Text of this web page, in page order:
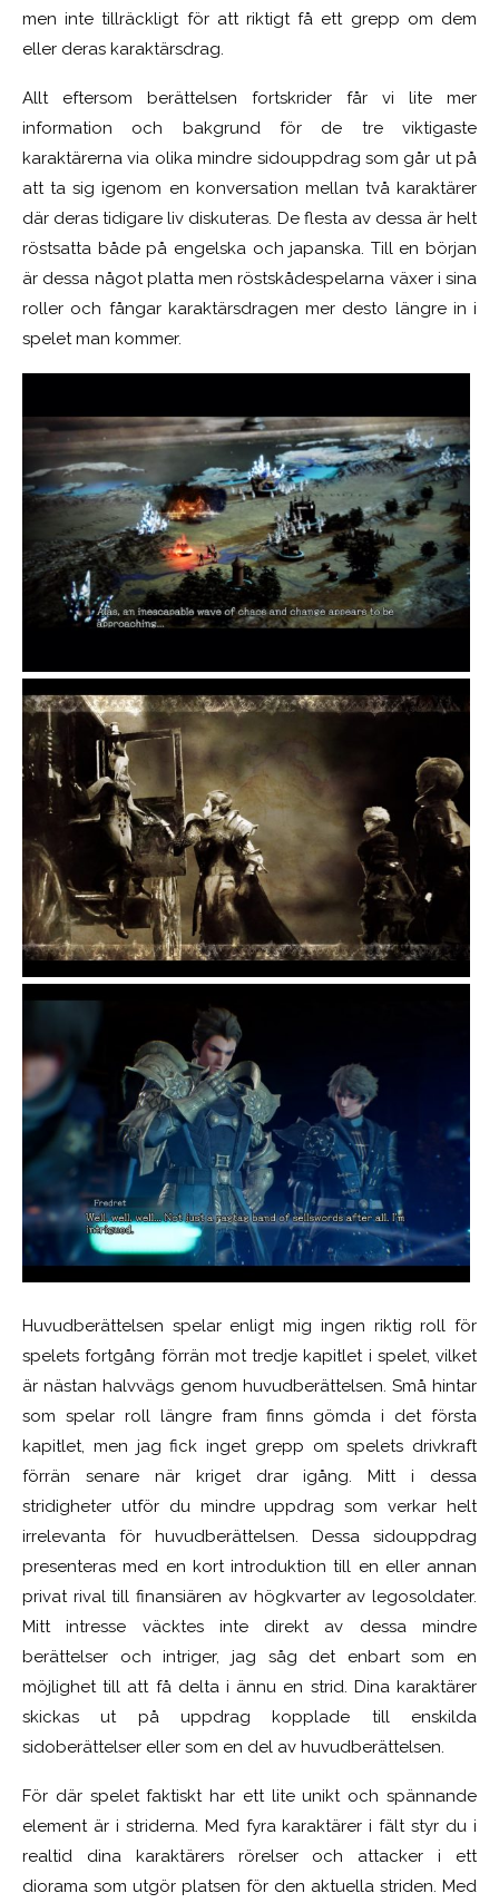
men inte tillräckligt för att riktigt få ett grepp om dem
eller deras karaktärsdrag.
Allt eftersom berättelsen fortskrider får vi lite mer
information och bakgrund för de tre viktigaste
karaktärerna via olika mindre sidouppdrag som går ut på
att ta sig igenom en konversation mellan två karaktärer
där deras tidigare liv diskuteras. De flesta av dessa är helt
röstsatta både på engelska och japanska. Till en början
är dessa något platta men röstskådespelarna växer i sina
roller och fångar karaktärsdragen mer desto längre in i
spelet man kommer.
Huvudberättelsen spelar enligt mig ingen riktig roll för
spelets fortgång förrän mot tredje kapitlet i spelet, vilket
är nästan halvvägs genom huvudberättelsen. Små hintar
som spelar roll längre fram finns gömda i det första
kapitlet, men jag fick inget grepp om spelets drivkraft
förrän senare när kriget drar igång. Mitt i dessa
stridigheter utför du mindre uppdrag som verkar helt
irrelevanta för huvudberättelsen. Dessa sidouppdrag
presenteras med en kort introduktion till en eller annan
privat rival till finansiären av högkvarter av legosoldater.
Mitt intresse väcktes inte direkt av dessa mindre
berättelser och intriger, jag såg det enbart som en
möjlighet till att få delta i ännu en strid. Dina karaktärer
skickas ut på uppdrag kopplade till enskilda
sidoberättelser eller som en del av huvudberättelsen.
För där spelet faktiskt har ett lite unikt och spännande
element är i striderna. Med fyra karaktärer i fält styr du i
realtid dina karaktärers rörelser och attacker i ett
diorama som utgör platsen för den aktuella striden. Med